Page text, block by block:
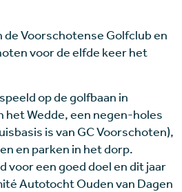
de Voorschotense Golfclub en
voor de elfde keer het
op de golfbaan in
het Wedde, een negen-holes
is van GC Voorschoten),
en parken in het dorp.
voor een goed doel en dit jaar
Autotocht Ouden van Dagen